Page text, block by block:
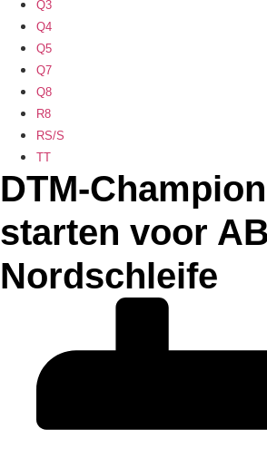
Q3
Q4
Q5
Q7
Q8
R8
RS/S
TT
DTM-
starten voor
Nordschleife